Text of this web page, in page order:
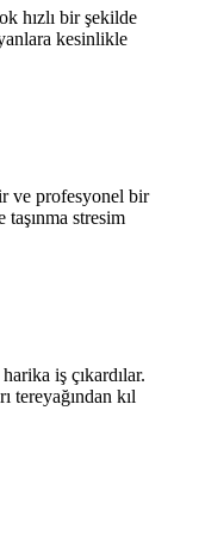
hızlı bir şekilde
kesinlikle
ve profesyonel bir
stresim
iş çıkardılar.
tereyağından kıl